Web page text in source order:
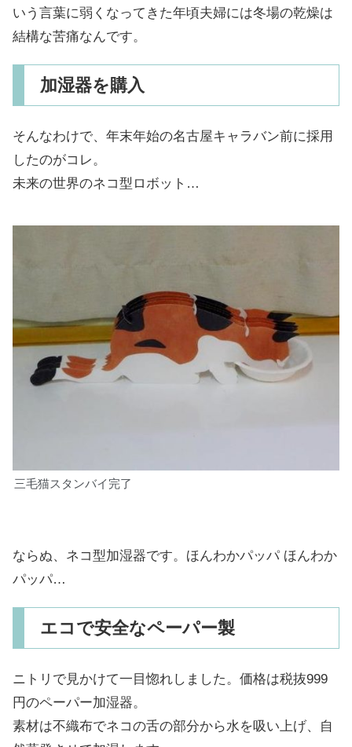
いう言葉に弱くなってきた年頃夫婦には冬場の乾燥は
結構な苦痛なんです。
加湿器を購入
そんなわけで、年末年始の名古屋キャラバン前に採用
したのがコレ。
未来の世界のネコ型ロボット…
三毛猫スタンバイ完了
ならぬ、ネコ型加湿器です。ほんわかパッパ ほんわか
パッパ…
エコで安全なペーパー製
ニトリで見かけて一目惚れしました。価格は税抜999
円のペーパー加湿器。
素材は不織布でネコの舌の部分から水を吸い上げ、自